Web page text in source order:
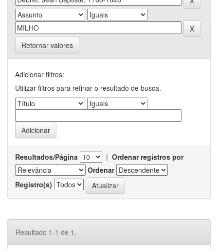
Retornar valores
Adicionar filtros:
Utilizar filtros para refinar o resultado de busca.
Resultados/Página | Ordenar registros por
Ordenar
Registro(s)
Resultado 1-1 de 1.